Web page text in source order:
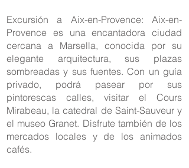
Excursión a Aix-en-Provence: Aix-en-
Provence es una encantadora ciudad
cercana a Marsella, conocida por su
elegante arquitectura, sus plazas
sombreadas y sus fuentes. Con un guía
privado, podrá pasear por sus
pintorescas calles, visitar el Cours
Mirabeau, la catedral de Saint-Sauveur y
el museo Granet. Disfrute también de los
mercados locales y de los animados
cafés.